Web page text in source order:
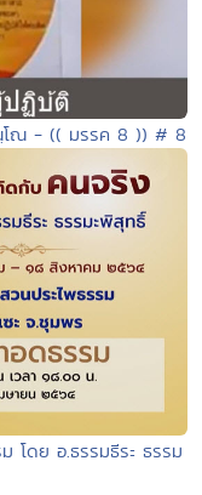
ณ - (( มรรค 8 )) # 8
โดย อ.ธรรมธีระ ธรรม